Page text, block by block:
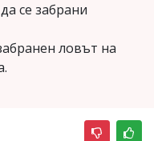
се забрани
ловът на